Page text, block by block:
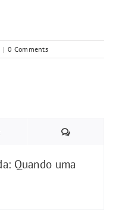
| 0 Comments
Comments
Quando uma